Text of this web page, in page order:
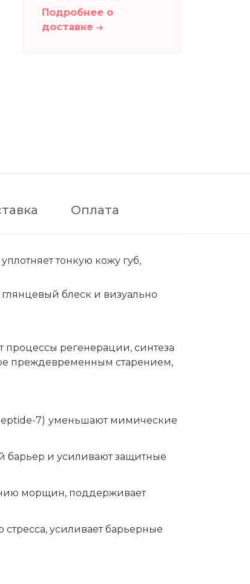
Подробнее о
доставке
Оплата
тонкую кожу губ,
глянцевый блеск и визуально
регенерации, синтеза
преждевременным старением,
7) уменьшают мимические
барьер и усиливают защитные
морщин, поддерживает
усиливает барьерные